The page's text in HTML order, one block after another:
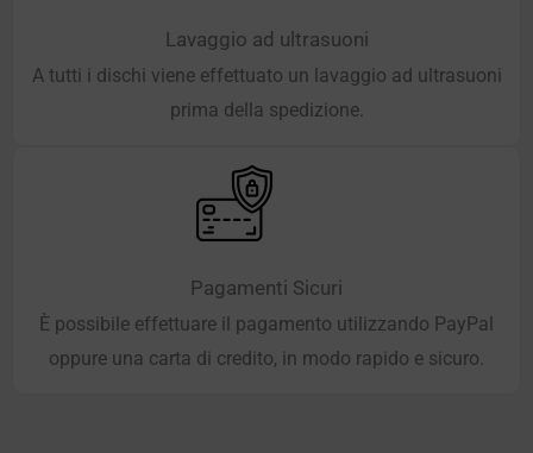
Lavaggio ad ultrasuoni
A tutti i dischi viene effettuato un lavaggio ad ultrasuoni
prima della spedizione.
Pagamenti Sicuri
È possibile effettuare il pagamento utilizzando PayPal
oppure una carta di credito, in modo rapido e sicuro.